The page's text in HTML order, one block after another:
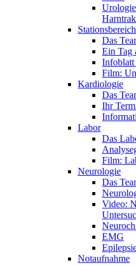
Stationsbereich
Das
Ein Tag
Infoblatt
Film:
Kardiologie
Das
Ihr
Labor
Das
Film:
Neurologie
Das
Video:
EMG
Notaufnahme